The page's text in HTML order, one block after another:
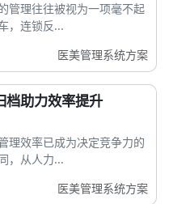
管理往往被视为一项毫不起
，连锁反...
医美管理系统方案
档助力效率提升
理效率已成为决定竞争力的
，从人力...
医美管理系统方案